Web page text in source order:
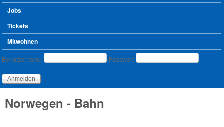
Jobs
Tickets
Mitwohnen
Benutzeranmeldung
Benutzername Passwort
Norwegen - Bahn